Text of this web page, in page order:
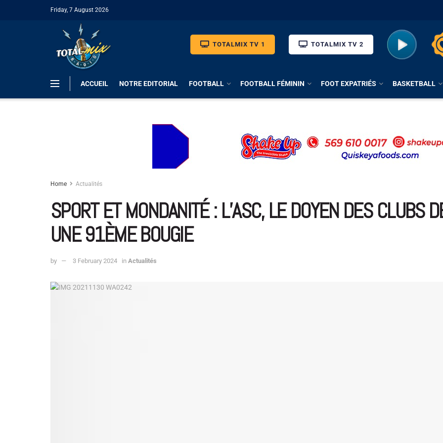
Friday, 7 August 2026
TOTALMIX TV 1 TOTALMIX TV 2
ACCUEIL NOTRE EDITORIAL FOOTBALL FOOTBALL FÉMININ FOOT EXPATRIÉS BASKETBALL
Home Actualités
SPORT ET MONDANITÉ : L’ASC, LE DOYEN DES CLUBS
UNE 91ÈME BOUGIE
by 3 February 2024 in Actualités